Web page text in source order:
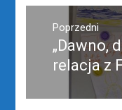
Nawigacja
wpisuPoprzedni
Poprzedni
wpis:
„Dawno,
relacja z